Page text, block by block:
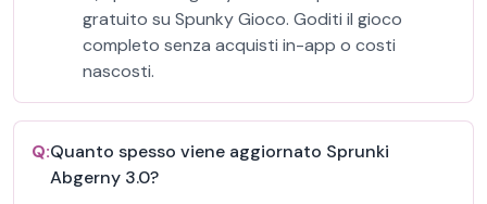
gratuito su Spunky Gioco. Goditi il gioco
completo senza acquisti in-app o costi
nascosti.
Q:Quanto spesso viene aggiornato Sprunki
Abgerny 3.0?